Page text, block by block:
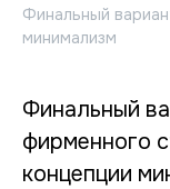
Финальный
минимализм
Финальный
фирменного
концепции